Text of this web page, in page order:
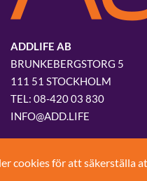
cookies för att säkerställa
ADDLIFE AB
BRUNKEBERGSTORG 5
111 51 STOCKHOLM
08-420 03 830
INFO@ADD.LIFE